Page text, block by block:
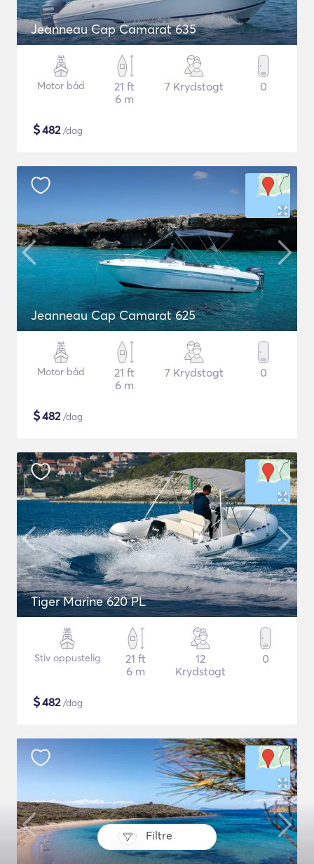
Filtre
Jeanneau Cap Camarat 635
Motor båd
21 ft
6 m
7 Krydstogt 0
$482/dag
Jeanneau Cap Camarat 625
Motor båd
21 ft
6 m
7 Krydstogt 0
$482/dag
Tiger Marine 620 PL
Stiv oppustelig
21 ft
6 m
12
Krydstogt
0
$482/dag